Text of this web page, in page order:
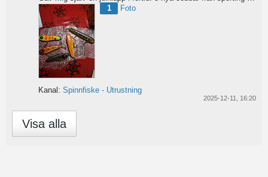
1
Foto
Kanal: Spinnfiske - Utrustning
2025-12-11, 16:20
Visa alla